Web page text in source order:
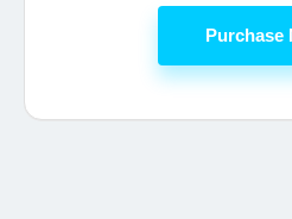
Purchase